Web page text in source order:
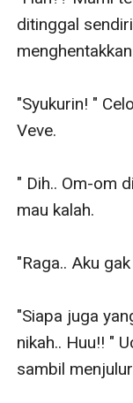
ditinggal
"Syukurin! "
Veve.
" Dih.. Om-om
mau kalah.
"Raga.. Aku
"Siapa juga
nikah.. Huu!! "
sambil